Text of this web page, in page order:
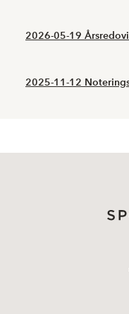
2026-05-19
2025-11-12